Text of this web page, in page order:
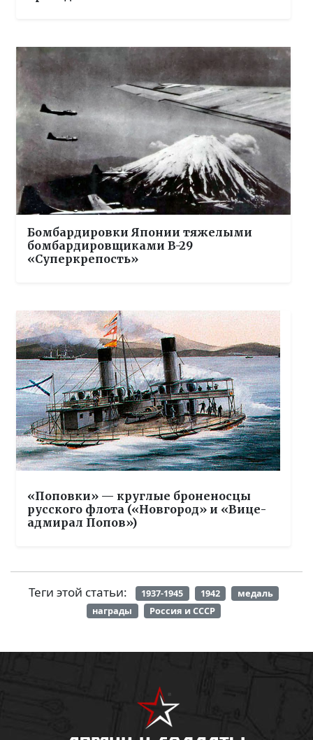
Бомбардировки Японии тяжелыми
бомбардировщиками B-29
«Суперкрепость»
«Поповки» — круглые броненосцы
русского флота («Новгород» и «Вице-
адмирал Попов»)
Теги этой статьи: 1937-1945 1942
медаль
награды
Россия и СССР